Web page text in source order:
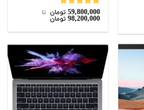
نمره5.00
از 5
59,800,000 تومان ‌ تا ‌
98,200,000 تومان